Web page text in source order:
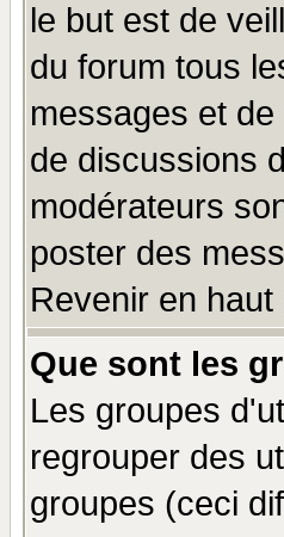
le but est de
du forum tous
messages et
de discussions
modérateurs
poster des
Revenir en haut
Que sont les
Les groupes
regrouper des
groupes (ceci